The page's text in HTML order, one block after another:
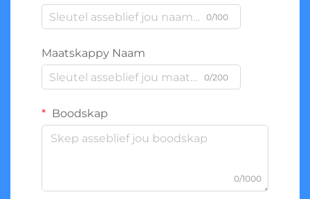
0/100
Maatskappy Naam
0/200
Boodskap
0/1000